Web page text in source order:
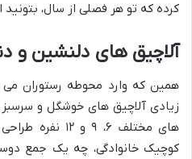
کرده که تو هر فصلی از سال،
آلاچیق های دلنشین و
همین که وارد محوطه رستوران
زیادی آلاچیق های خوشگل و سرسبز
های مختلف ۶،
کوچیک خانوادگی، چه یک جمع